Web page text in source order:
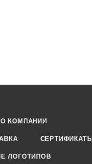
О КОМПАНИИ
СЕРТИФИКАТЫ
ЛОГОТИПОВ